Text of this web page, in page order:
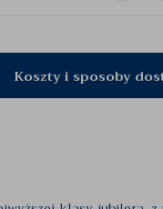
Koszty i sposoby